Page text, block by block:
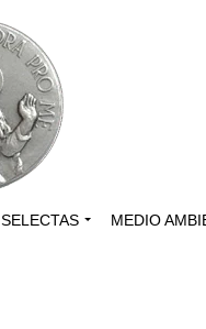
SELECTAS MEDIO